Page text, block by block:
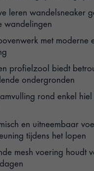
leren wandelsneaker
wandelingen
met moderne
profielzool biedt
ondergronden
rond enkel
en uitneembaar
tijdens het lopen
mesh voering houdt